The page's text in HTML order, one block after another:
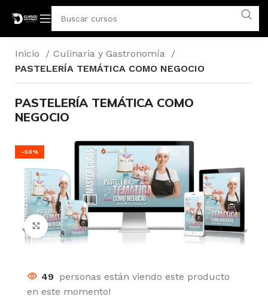
Inicio
Culinaria y Gastronomía
PASTELERÍA TEMÁTICA COMO NEGOCIO
PASTELERÍA TEMÁTICA COMO
NEGOCIO
-50%
Click para agrandar
49 personas están viendo este producto
en este momento!